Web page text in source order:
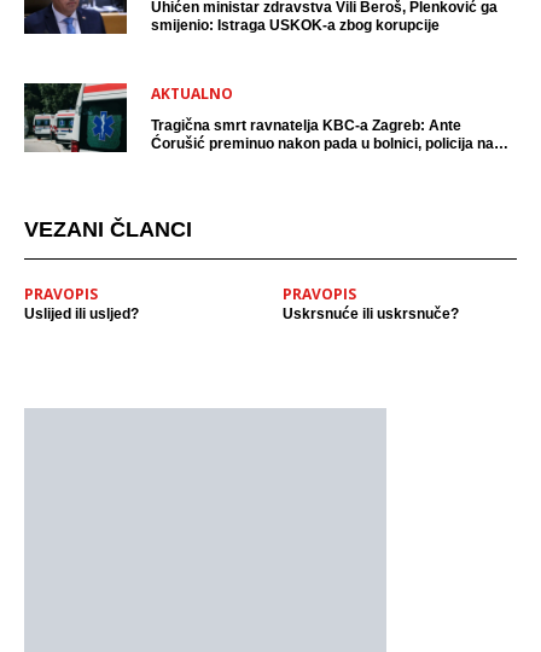
Uhićen ministar zdravstva Vili Beroš, Plenković ga
smijenio: Istraga USKOK-a zbog korupcije
AKTUALNO
Tragična smrt ravnatelja KBC-a Zagreb: Ante
Ćorušić preminuo nakon pada u bolnici, policija na
VEZANI ČLANCI
PRAVOPIS
Uslijed ili usljed?
PRAVOPIS
Uskrsnuće ili uskrsnuče?